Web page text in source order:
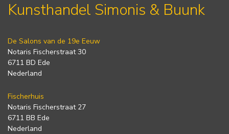
Kunsthandel Simonis & Buunk
De Salons van de 19e Eeuw
Notaris Fischerstraat 30
6711 BD Ede
Nederland
Fischerhuis
Notaris Fischerstraat 27
6711 BB Ede
Nederland